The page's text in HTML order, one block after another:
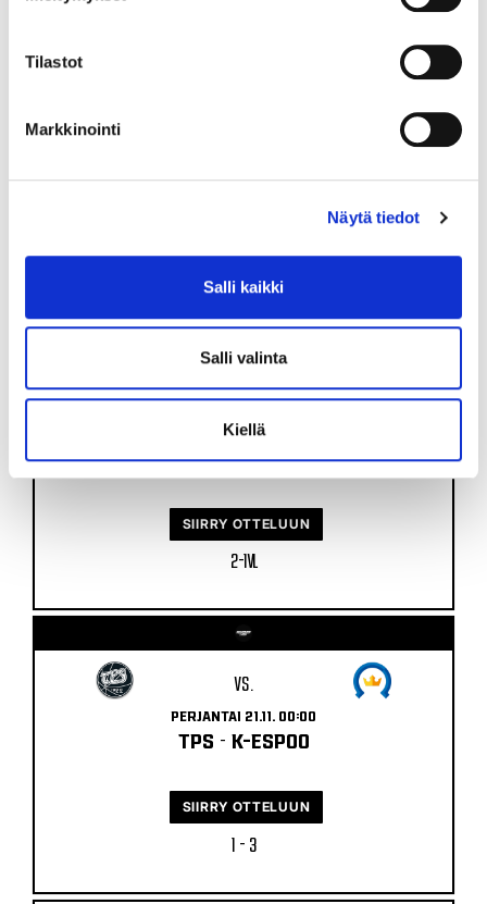
Tilastot
Markkinointi
Näytä tiedot
Salli kaikki
Salli valinta
Kiellä
5 - 0
VS.
LAUANTAI 15.11. 00:00
TPS - KALPA
2 - 1 VL
SIIRRY OTTELUUN
VS.
PERJANTAI 21.11. 00:00
TPS - K-ESPOO
1 - 3
SIIRRY OTTELUUN